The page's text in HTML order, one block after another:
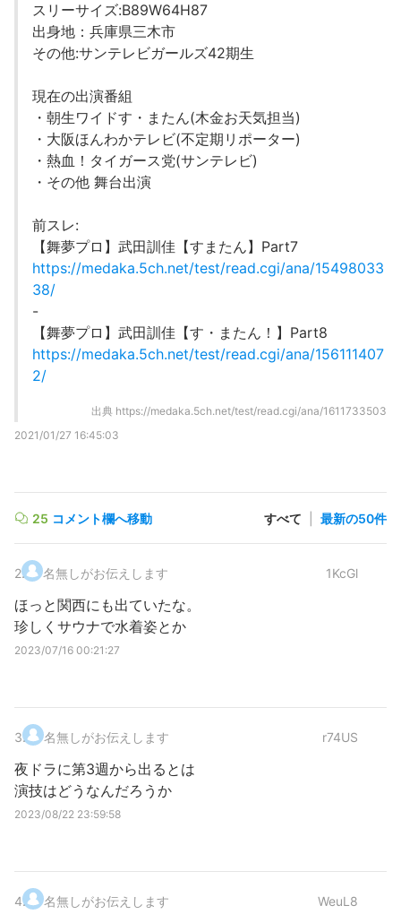
スリーサイズ:B89W64H87
出身地：兵庫県三木市
その他:サンテレビガールズ42期生
現在の出演番組
・朝生ワイドす・またん(木金お天気担当)
・大阪ほんわかテレビ(不定期リポーター)
・熱血！タイガース党(サンテレビ)
・その他 舞台出演
前スレ:
【舞夢プロ】武田訓佳【すまたん】Part7
https://medaka.5ch.net/test/read.cgi/ana/15498033
38/
-
【舞夢プロ】武田訓佳【す・またん！】Part8
https://medaka.5ch.net/test/read.cgi/ana/156111407
2/
出典 https://medaka.5ch.net/test/read.cgi/ana/1611733503
2021/01/27 16:45:03
25 コメント欄へ移動 すべて 最新の50件
2. 名無しがお伝えします 1KcGl
ほっと関西にも出ていたな。
珍しくサウナで水着姿とか
2023/07/16 00:21:27
3. 名無しがお伝えします r74US
夜ドラに第3週から出るとは
演技はどうなんだろうか
2023/08/22 23:59:58
4. 名無しがお伝えします WeuL8